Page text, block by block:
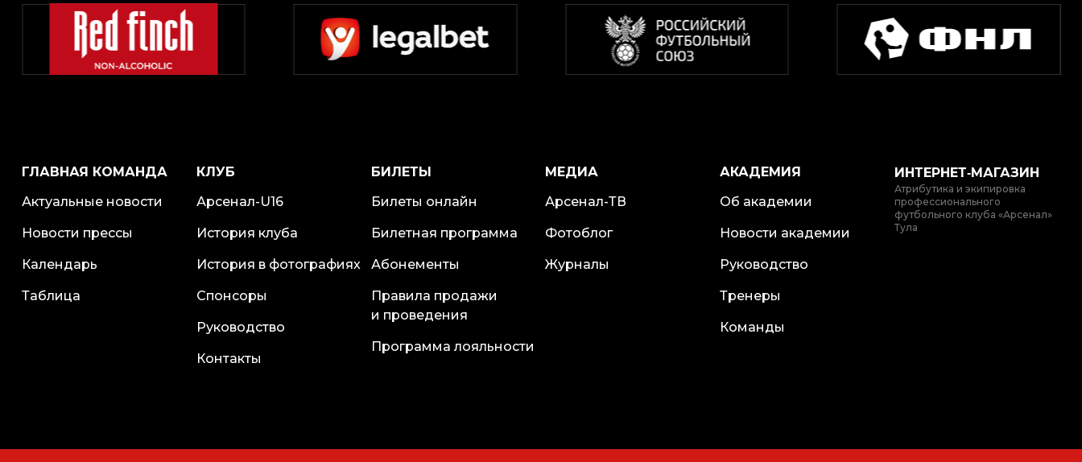
ГЛАВНАЯ КОМАНДА
Актуальные новости
Новости прессы
Календарь
Таблица
КЛУБ
Арсенал-U16
История клуба
История в фотографиях
Спонсоры
Руководство
Контакты
БИЛЕТЫ
Билеты онлайн
Билетная программа
Абонементы
Правила продажи
и проведения
Программа лояльности
МЕДИА
Арсенал-ТВ
Фотоблог
Журналы
АКАДЕМИЯ
Об академии
Новости академии
Руководство
Тренеры
Команды
ИНТЕРНЕТ‑МАГАЗИН
Атрибутика и экипировка
профессионального
футбольного клуба «Арсенал»
Тула